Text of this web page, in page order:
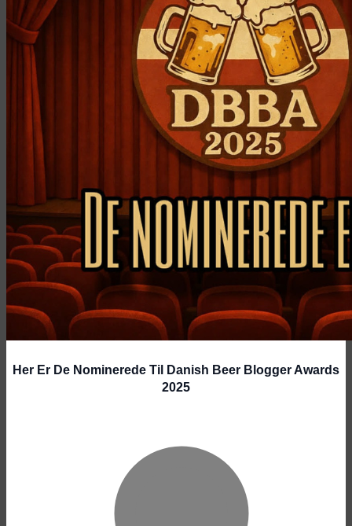
Her Er De Nominerede Til Danish Beer Blogger Awards
2025